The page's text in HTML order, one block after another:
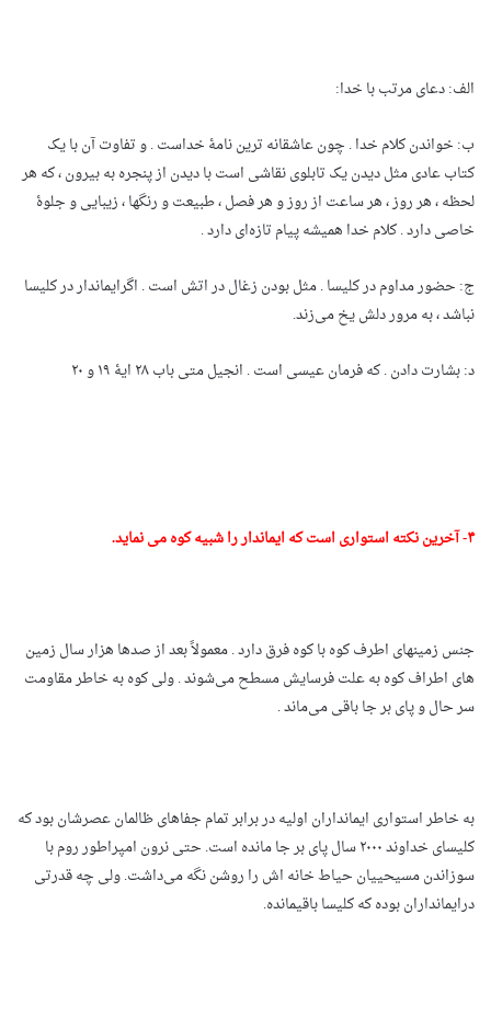
الف: دعای مرتب با خدا:
ب: خواندن کلام خدا . چون عاشقانه ترین نامۀ خداست . و تفاوت آن با یک
کتاب عادی مثل دیدن یک تابلوی نقاشی است با دیدن از پنجره به بیرون ، که هر
لحظه ، هر روز ، هر ساعت از روز و هر فصل ، طبیعت و رنگها ، زیبایی و جلوۀ
خاصی دارد . کلام خدا همیشه پیام تازه‌ای دارد .
ج: حضور مداوم در کلیسا . مثل بودن زغال در اتش است . اگرایماندار در کلیسا
نباشد ، به مرور دلش یخ می‌زند.
د: بشارت دادن . که فرمان عیسی است . انجیل متی باب ۲۸ ایۀ ۱۹ و ۲۰
۴- آخرین نکته استواری است که ایماندار را شبیه کوه می نماید.
جنس زمینهای اطرف کوه با کوه فرق دارد . معمولاً بعد از صدها هزار سال زمین
های اطراف کوه به علت فرسایش مسطح می‌شوند . ولی کوه به خاطر مقاومت
سر حال و پای بر جا باقی می‌ماند .
به خاطر استواری ایمانداران اولیه در برابر تمام جفاهای ظالمان عصرشان بود که
کلیسای خداوند ۲۰۰۰ سال پای بر جا مانده است. حتی نرون امپراطور روم با
سوزاندن مسیحییان حیاط خانه ‌اش را روشن نگه می‌داشت. ولی چه قدرتی
درایمانداران بوده که کلیسا باقیمانده.